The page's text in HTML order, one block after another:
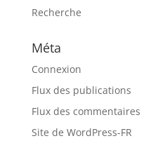
Recherche
Méta
Connexion
Flux des publications
Flux des commentaires
Site de WordPress-FR